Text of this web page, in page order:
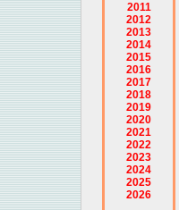
2011
2012
2013
2014
2015
2016
2017
2018
2019
2020
2021
2022
2023
2024
2025
2026